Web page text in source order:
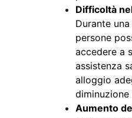
Difficoltà
Durante
persone
accedere a
assistenza
alloggio
Aumento